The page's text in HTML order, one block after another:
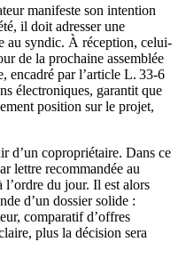
manifeste son intention
il doit adresser une
au syndic. À réception, celui-
de la prochaine assemblée
encadré par l’article L. 33-6
électroniques, garantit que
position sur le projet,
d’un copropriétaire. Dans ce
lettre recommandée au
l’ordre du jour. Il est alors
d’un dossier solide :
comparatif d’offres
plus la décision sera